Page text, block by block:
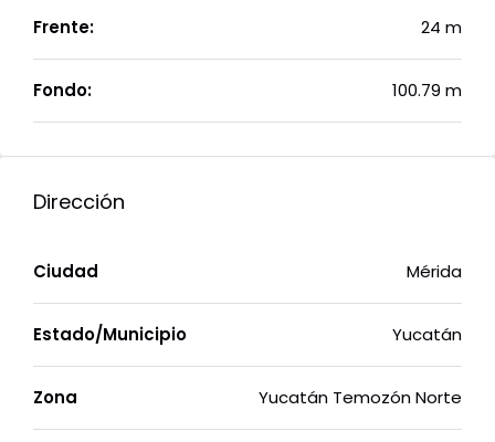
Frente: 24 m
Fondo: 100.79 m
Dirección
Ciudad Mérida
Estado/Municipio Yucatán
Zona Yucatán Temozón Norte